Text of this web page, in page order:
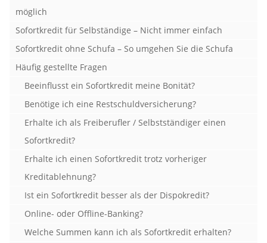
möglich
Sofortkredit für Selbständige – Nicht immer einfach
Sofortkredit ohne Schufa – So umgehen Sie die Schufa
Häufig gestellte Fragen
Beeinflusst ein Sofortkredit meine Bonität?
Benötige ich eine Restschuldversicherung?
Erhalte ich als Freiberufler / Selbstständiger einen
Sofortkredit?
Erhalte ich einen Sofortkredit trotz vorheriger
Kreditablehnung?
Ist ein Sofortkredit besser als der Dispokredit?
Online- oder Offline-Banking?
Welche Summen kann ich als Sofortkredit erhalten?